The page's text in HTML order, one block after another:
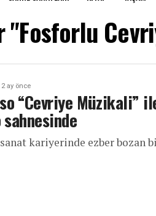
"Fosforlu
2 ay önce
“Cevriye Müzikali”
kariyerinde ezber bozan